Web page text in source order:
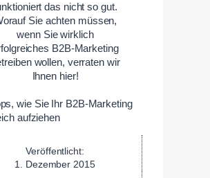
das nicht so gut.
Sie achten müssen,
wenn Sie wirklich
B2B-Marketing
wollen, verraten wir
Ihnen hier!
Veröffentlicht:
1. Dezember 2015